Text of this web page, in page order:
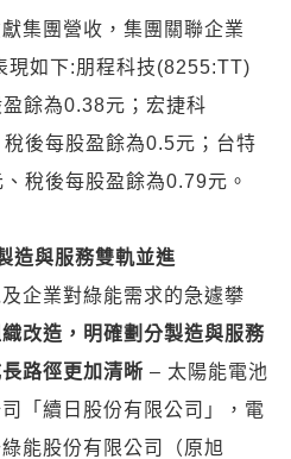
集團營收，集團關聯企業
現如下:朋程科技(8255:TT)
餘為0.38元；宏捷科
後每股盈餘為0.5元；台特
稅後每股盈餘為0.79元。
造與服務雙軌並進
企業對綠能需求的急遽攀
改造，明確劃分製造與服務
路徑更加清晰 – 太陽能電池
「續日股份有限公司」，電
能股份有限公司（原旭